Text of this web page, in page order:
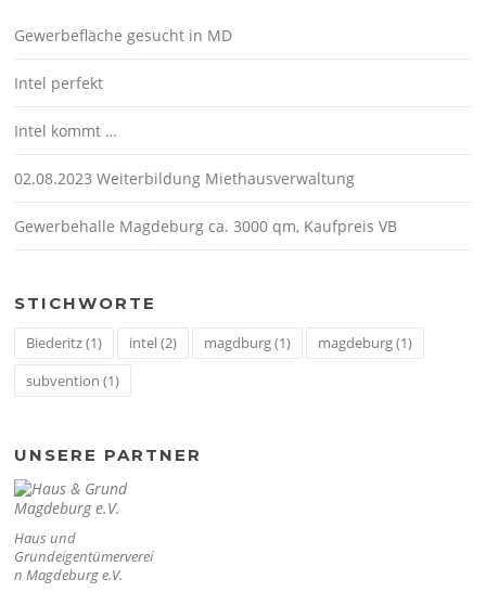
Gewerbefläche gesucht in MD
Intel perfekt
Intel kommt …
02.08.2023 Weiterbildung Miethausverwaltung
Gewerbehalle Magdeburg ca. 3000 qm, Kaufpreis VB
STICHWORTE
Biederitz(1) intel(2) magdburg(1) magdeburg(1)
subvention (1)
UNSERE PARTNER
Haus und
Grundeigentümerverei
n Magdeburg e.V.